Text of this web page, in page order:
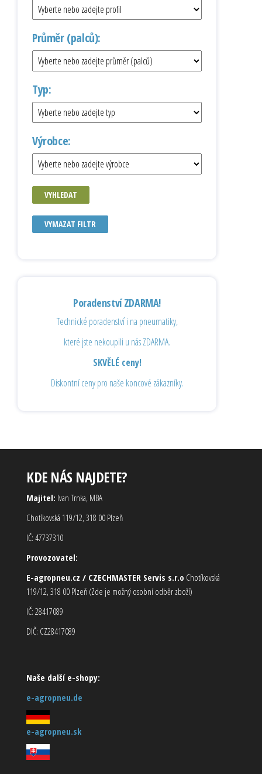
Průměr (palců):
Typ:
Výrobce:
VYHLEDAT
VYMAZAT FILTR
Poradenství ZDARMA!
Technické poradenství i na pneumatiky,
které jste nekoupili u nás ZDARMA.
SKVĚLÉ ceny!
Diskontní ceny pro naše koncové zákazníky.
KDE NÁS NAJDETE?
Majitel: Ivan Trnka, MBA
Chotíkovská 119/12, 318 00 Plzeň
IČ: 47737310
Provozovatel:
E-agropneu.cz / CZECHMASTER Servis s.r.o Chotíkovská
119/12, 318 00 Plzeň (Zde je možný osobní odběr zboží)
IČ: 28417089
DIČ: CZ28417089
Naše další e-shopy:
e-agropneu.de
e-agropneu.sk